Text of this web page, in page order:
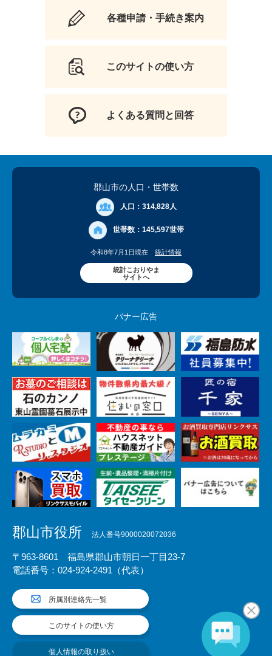
各種申請・手続き案内
このサイトの使い方
よくある質問と回答
郡山市の人口 ・世帯数
人口： 314,828人
世帯数： 145,597世帯
令和8年7月1日現在 統計情報
統計こおりやま
サイトへ
バナー広告
郡山市役所 法人番号9000020072036
〒963-8601 福島県郡山市朝日一丁目23-7
電話番号：024-924-2491（代表）
所属別連絡先一覧
このサイトの使い方
個人情報の取り扱い